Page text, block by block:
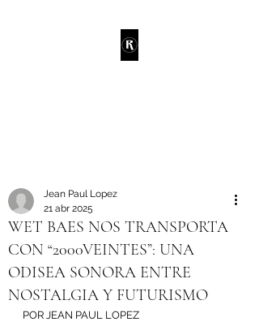
WET BAES NOS TRANSPORTA
CON “2000VEINTES”: UNA
ODISEA SONORA ENTRE
NOSTALGIA Y FUTURISMO
Jean Paul Lopez
21 abr 2025
POR JEAN PAUL LOPEZ